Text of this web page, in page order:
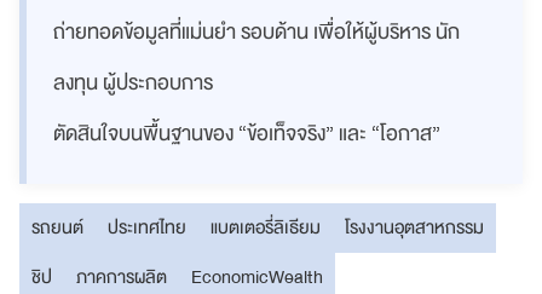
ถ่ายทอดข้อมูลที่แม่นยำ รอบด้าน เพื่อให้ผู้บริหาร นัก
ลงทุน ผู้ประกอบการ
ตัดสินใจบนพื้นฐานของ “ข้อเท็จจริง” และ “โอกาส”
รถยนต์ ประเทศไทย แบตเตอรี่ลิเธียม
โรงงานอุตสาหกรรม
ชิป
ภาคการผลิต EconomicWealth